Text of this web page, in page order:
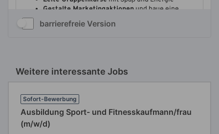
barrierefreie Version
Weitere interessante Jobs
Sofort-Bewerbung
Ausbildung Sport- und Fitnesskaufmann/frau
(m/w/d)